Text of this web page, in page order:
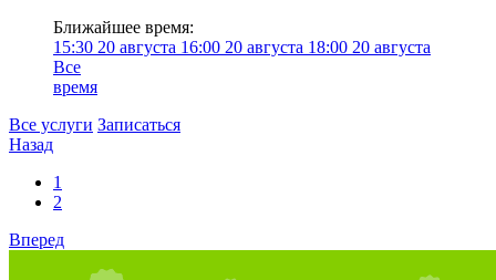
Ближайшее время:
15:30 20 августа 16:00 20 августа 18:00 20 августа
Все
время
Все услуги Записаться
Назад
1
2
Вперед